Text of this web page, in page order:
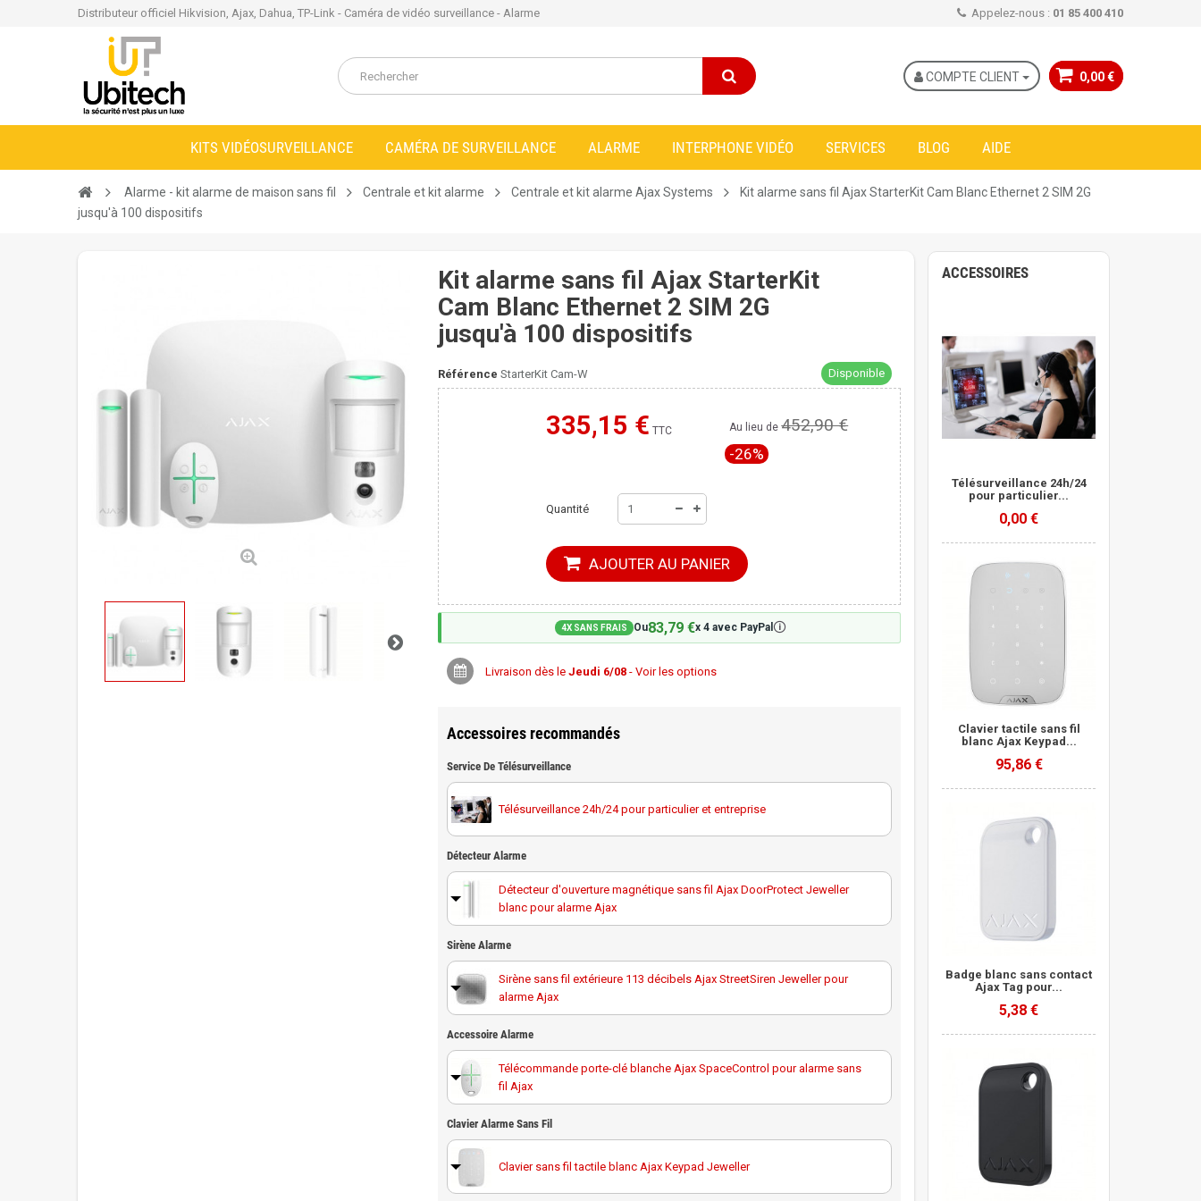
Distributeur officiel Hikvision, Ajax, Dahua, TP-Link - Caméra de vidéo surveillance - Alarme Appelez-nous : 01 85 400 410
0,00 €
COMPTE CLIENT
KITS VIDÉOSURVEILLANCE CAMÉRA DE SURVEILLANCE ALARME INTERPHONE VIDÉO SERVICES BLOG AIDE
Alarme - kit alarme de maison sans fil Centrale et kit alarme Centrale et kit alarme Ajax Systems
Kit alarme sans fil Ajax StarterKit Cam Blanc Ethernet 2 SIM 2G
jusqu'à 100 dispositifs
Kit alarme sans fil Ajax StarterKit
Cam Blanc Ethernet 2 SIM 2G
jusqu'à 100 dispositifs
Référence StarterKit Cam-W Disponible
335,15 € TTC
Moins cher ailleurs ? Au lieu de452,90 €
-26%
Quantité
AJOUTER AU PANIER
4X SANS FRAIS Ou83,79 €x 4 avec PayPal🛈
Livraison dès le Jeudi 6/08- Voir les options
Accessoires recommandés
Service De Télésurveillance
Télésurveillance 24h/24 pour particulier et entreprise
Détecteur Alarme
Détecteur d'ouverture magnétique sans fil Ajax DoorProtect Jeweller
blanc pour alarme Ajax
Détecteur d'ouverture magnétique sans fil avec détection de choc et
de vibration Ajax DoorProtect P
Détecteur d'ouverture magnétique sans fil Ajax DoorProtect Jeweller
noir pour alarme Ajax
Détecteur de mouvement sans fil hors animaux Ajax MotionProtect
Jeweller blanc pour alarme Ajax
Détecteur de mouvement sans fil hors animaux Ajax MotionProtect
Jeweller noir pour alarme Ajax
Détecteur de mouvement rideau sans fil hors animaux Ajax
Sirène Alarme
Sirène sans fil extérieure 113 décibels Ajax StreetSiren Jeweller pour
alarme Ajax
Sirène sans fil intérieure noire 100 décibels Ajax HomeSiren Jeweller
pour alarme Ajax
Sirène sans fil intérieure blanche 100 décibels Ajax HomeSiren
Jeweller pour alarme Ajax
Accessoire Alarme
Télécommande porte-clé blanche Ajax SpaceControl pour alarme sans
fil Ajax
Télécommande porte-clé noire Ajax SpaceControl pour alarme sans fil
Ajax
Clavier Alarme Sans Fil
Clavier sans fil tactile blanc Ajax Keypad Jeweller
ACCESSOIRES
Télésurveillance 24h/24
pour particulier...
0,00 €
Clavier tactile sans fil
blanc Ajax Keypad...
95,86 €
Badge blanc sans contact
Ajax Tag pour...
5,38 €